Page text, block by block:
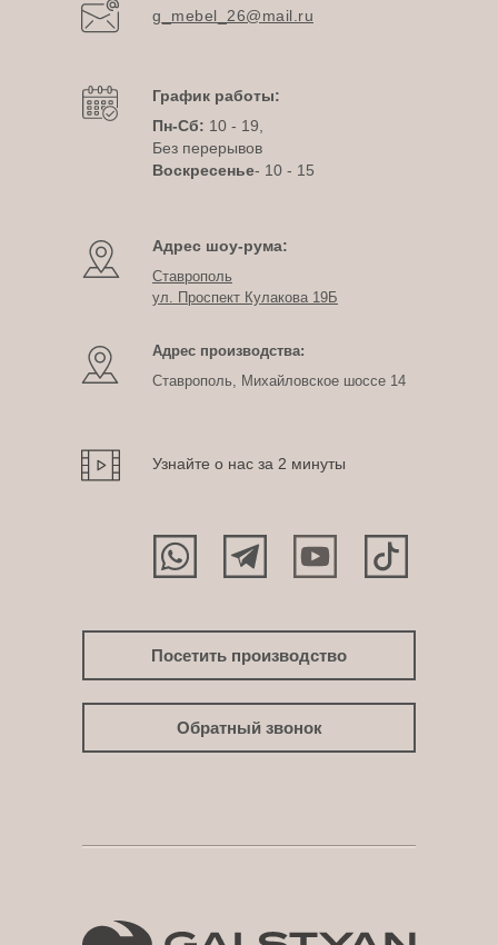
Узнайте о нас за 2 минуты
Посетить производство
Обратный звонок
g_mebel_26@mail.ru
График работы:
Пн-Сб: 10 - 19,
Без перерывов
Воскресенье- 10 - 15
Адрес шоу-рума:
Ставрополь
ул. Проспект Кулакова 19Б
Ставрополь, Михайловское шоссе 14
Адрес производства: